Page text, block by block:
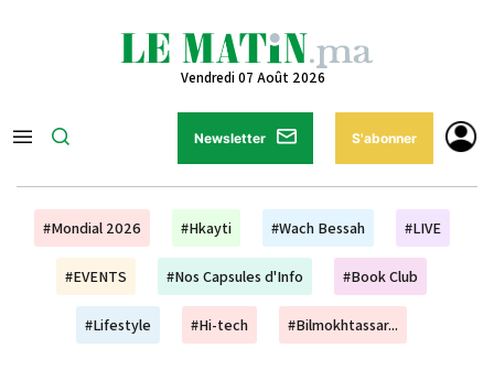
Vendredi 07 Août 2026
Newsletter S'abonner
#Mondial 2026 #Hkayti #Wach Bessah #LIVE
#EVENTS #Nos Capsules d'Info #Book Club
#Lifestyle #Hi-tech #Bilmokhtassar...